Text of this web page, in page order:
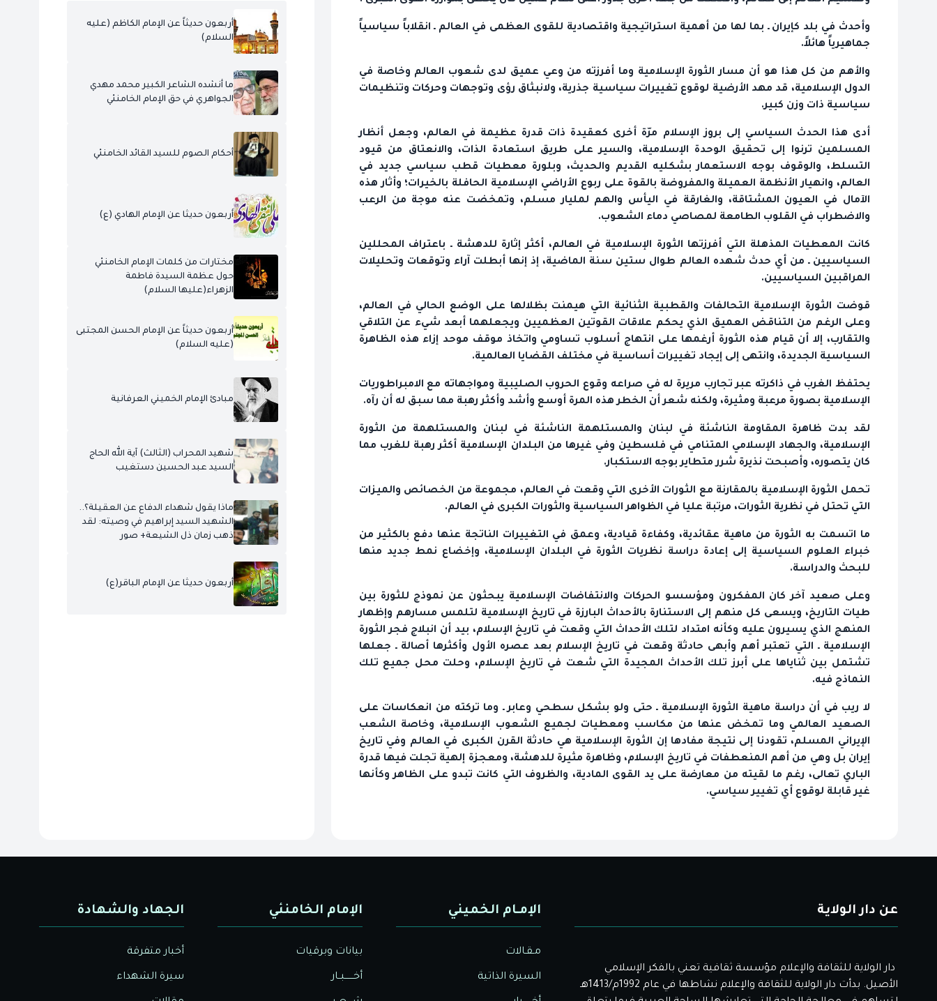
وأحدث في بلد كإيران ـ بما لها من أهمية استراتيجية واقتصادية للقوى العظمى في العالم ـ انقلاباً سياسياً
جماهيرياً هائلاً.
والأهم من كل هذا هو أن مسار الثورة الإسلامية وما أفرزته من وعي عميق لدى شعوب العالم وخاصة في
الدول الإسلامية، قد مهد الأرضية لوقوع تغييرات سياسية جذرية، ولانبثاق رؤى وتوجهات وحركات وتنظيمات
سياسية ذات وزن كبير.
أدى هذا الحدث السياسي إلى بروز الإسلام مرّة أخرى كعقيدة ذات قدرة عظيمة في العالم، وجعل أنظار
المسلمين ترنوا إلى تحقيق الوحدة الإسلامية، والسير على طريق استعادة الذات، والانعتاق من قيود
التسلط، والوقوف بوجه الاستعمار بشكليه القديم والحديث، وبلورة معطيات قطب سياسي جديد في
العالم، وانهيار الأنظمة العميلة والمفروضة بالقوة على ربوع الأراضي الإسلامية الحافلة بالخيرات؛ وأثار هذه
الآمال في العيون المشتاقة، والغارقة في اليأس والهم لمليار مسلم، وتمخضت عنه موجة من الرعب
والاضطراب في القلوب الطامعة لمصاصي دماء الشعوب.
كانت المعطيات المذهلة التي أفرزتها الثورة الإسلامية في العالم، أكثر إثارة للدهشة ـ باعتراف المحللين
السياسيين ـ من أي حدث شهده العالم طوال ستين سنة الماضية، إذ إنها أبطلت آراء وتوقعات وتحليلات
المراقبين السياسيين.
قوضت الثورة الإسلامية التحالفات والقطبية الثنائية التي هيمنت بظلالها على الوضع الحالي في العالم،
وعلى الرغم من التناقض العميق الذي يحكم علاقات القوتين العظميين ويجعلهما أبعد شيء عن التلاقي
والتقارب، إلا أن قيام هذه الثورة أرغمها على انتهاج أسلوب تساومي واتخاذ موقف موحد إزاء هذه الظاهرة
السياسية الجديدة، وانتهى إلى إيجاد تغييرات أساسية في مختلف القضايا العالمية.
يحتفظ الغرب في ذاكرته عبر تجارب مريرة له في صراعه وقوع الحروب الصليبية ومواجهاته مع الامبراطوريات
الإسلامية بصورة مرعبة ومثيرة، ولكنه شعر أن الخطر هذه المرة أوسع وأشد وأكثر رهبة مما سبق له أن رآه.
لقد بدت ظاهرة المقاومة الناشئة في لبنان والمستلهمة الناشئة في لبنان والمستلهمة من الثورة
الإسلامية، والجهاد الإسلامي المتنامي في فلسطين وفي غيرها من البلدان الإسلامية أكثر رهبة للغرب مما
كان يتصوره، وأصبحت نذيرة شرر متطاير بوجه الاستكبار.
تحمل الثورة الإسلامية بالمقارنة مع الثورات الأخرى التي وقعت في العالم، مجموعة من الخصائص والميزات
التي تحتل في نظرية الثورات، مرتبة عليا في الظواهر السياسية والثورات الكبرى في العالم.
ما اتسمت به الثورة من ماهية عقائدية، وكفاءة قيادية، وعمق في التغييرات الناتجة عنها دفع بالكثير من
خبراء العلوم السياسية إلى إعادة دراسة نظريات الثورة في البلدان الإسلامية، وإخضاع نمط جديد منها
للبحث والدراسة.
وعلى صعيد آخر كان المفكرون ومؤسسو الحركات والانتفاضات الإسلامية يبحثون عن نموذج للثورة بين
طيات التاريخ، ويسعى كل منهم إلى الاستنارة بالأحداث البارزة في تاريخ الإسلامية لتلمس مسارهم وإظهار
المنهج الذي يسيرون عليه وكأنه امتداد لتلك الأحداث التي وقعت في تاريخ الإسلام، بيد أن انبلاج فجر الثورة
الإسلامية ـ التي تعتبر أهم وأبهى حادثة وقعت في تاريخ الإسلام بعد عصره الأول وأكثرها أصالة ـ جعلها
تشتمل بين ثناياها على أبرز تلك الأحداث المجيدة التي شعت في تاريخ الإسلام، وحلت محل جميع تلك
النماذج فيه.
لا ريب في أن دراسة ماهية الثورة الإسلامية ـ حتى ولو بشكل سطحي وعابر ـ وما تركته من انعكاسات على
الصعيد العالمي وما تمخض عنها من مكاسب ومعطيات لجميع الشعوب الإسلامية، وخاصة الشعب
الإيراني المسلم، تقودنا إلى نتيجة مفادها إن الثورة الإسلامية هي حادثة القرن الكبرى في العالم وفي تاريخ
إيران بل وهي من أهم المنعطفات في تاريخ الإسلام، وظاهرة مثيرة للدهشة، ومعجزة إلهية تجلت فيها قدرة
الباري تعالى، رغم ما لقيته من معارضة على يد القوى المادية، والظروف التي كانت تبدو على الظاهر وكأنها
غير قابلة لوقوع أي تغيير سياسي.
أربعون حديثاً عن الإمام الكاظم (عليه
السلام)
ما أنشده الشاعر الكبير محمد مهدي
الجواهري في حق الإمام الخامنئي
أحكام الصوم للسيد القائد الخامنئي
أربعون حديثا عن الإمام الهادي (ع)
مختارات من كلمات الإمام الخامنئي
حول عظمة السيدة فاطمة
الزهراء(عليها السلام)
أربعون حديثاً عن الإمام الحسن المجتبى
(عليه السلام)
مبادئ الإمام الخميني العرفانية
شهيد المحراب (الثالث) آية الله الحاج
السيد عبد الحسين دستغيب
ماذا يقول شهداء الدفاع عن العقيلة؟..
الشهيد السيد إبراهيم في وصيته: لقد
ذهب زمان ذل الشيعة+ صور
أربعون حديثا عن الإمام الباقر(ع)
عن دار الولاية
دار الولاية للثقافة والإعلام مؤسسة ثقافية تعني بالفكر الإسلامي
الأصيل. بدأت دار الولاية للثقافة والإعلام نشاطها في عام 1992م/1413هـ
الإمـام الخميني
مـقـالات
السيرة الذاتية
الإمام الخامنئي
بيانات وبرقيات
أخــــــبــار
الجهاد والشهادة
أخبار متفرقة
سيرة الشهداء